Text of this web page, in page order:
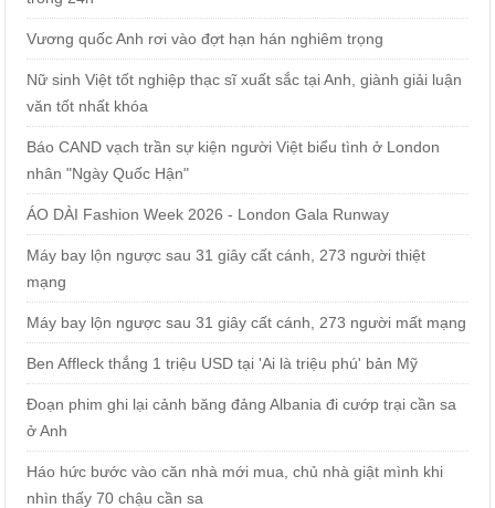
Vương quốc Anh rơi vào đợt hạn hán nghiêm trọng
Nữ sinh Việt tốt nghiệp thạc sĩ xuất sắc tại Anh, giành giải luận
văn tốt nhất khóa
Báo CAND vạch trần sự kiện người Việt biểu tình ở London
nhân "Ngày Quốc Hận"
ÁO DÀI Fashion Week 2026 - London Gala Runway
Máy bay lộn ngược sau 31 giây cất cánh, 273 người thiệt
mạng
Máy bay lộn ngược sau 31 giây cất cánh, 273 người mất mạng
Ben Affleck thắng 1 triệu USD tại 'Ai là triệu phú' bản Mỹ
Đoạn phim ghi lại cảnh băng đảng Albania đi cướp trại cần sa
ở Anh
Háo hức bước vào căn nhà mới mua, chủ nhà giật mình khi
nhìn thấy 70 chậu cần sa